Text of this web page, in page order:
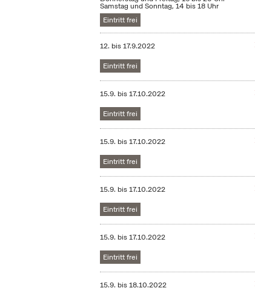
Samstag und Sonntag, 14 bis 18 Uhr
Eintritt frei
12. bis17.9.2022
Eintritt frei
15.9. bis17.10.2022
Eintritt frei
15.9. bis17.10.2022
Eintritt frei
15.9. bis17.10.2022
Eintritt frei
15.9. bis17.10.2022
Eintritt frei
15.9. bis18.10.2022